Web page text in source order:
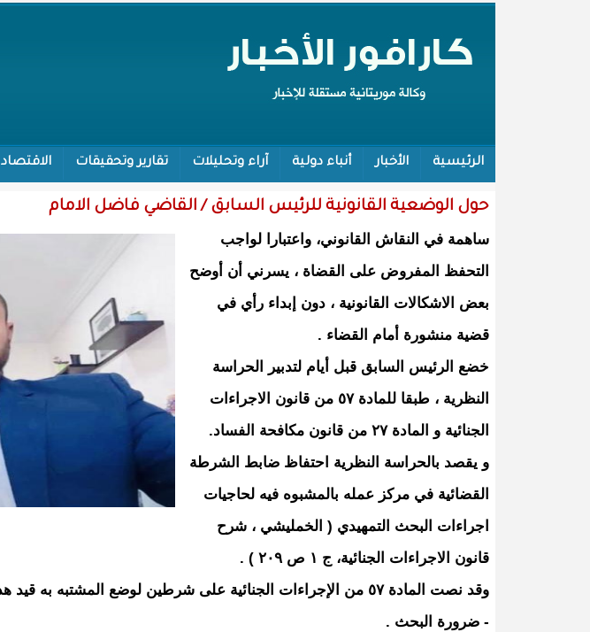
الرئيسية الأخبار أنباء دولية آراء وتحليلات تقارير وتحقيقات الاقتصاد
حول الوضعية القانونية للرئيس السابق / القاضي فاضل الامام
ساهمة في النقاش القانوني، واعتبارا لواجب
التحفظ المفروض على القضاة ، يسرني أن أوضح
بعض الاشكالات القانونية ، دون إبداء رأي في
قضية منشورة أمام القضاء .
خضع الرئيس السابق قبل أيام لتدبير الحراسة
النظرية ، طبقا للمادة ٥٧ من قانون الاجراءات
الجنائية و المادة ٢٧ من قانون مكافحة الفساد.
و يقصد بالحراسة النظرية احتفاظ ضابط الشرطة
القضائية في مركز عمله بالمشبوه فيه لحاجيات
اجراءات البحث التمهيدي ( الخمليشي ، شرح
قانون الاجراءات الجنائية، ج ١ ص ٢٠٩ ) .
وقد نصت المادة ٥٧ من الإجراءات الجنائية على شرطين لوضع المشتبه به قيد هذا الاجراء هما :
- ضرورة البحث .